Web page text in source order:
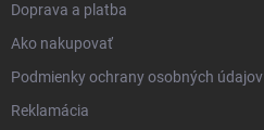
Doprava a platba
Ako nakupovať
Podmienky ochrany osobných údajov
Reklamácia